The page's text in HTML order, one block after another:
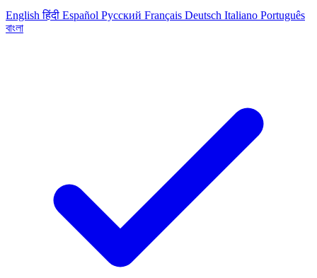
English हिंदी Español Русский Français Deutsch Italiano Português
বাংলা